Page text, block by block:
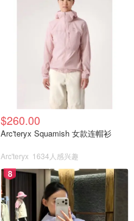
$260.00
Arc'teryx Squamish 女款连帽衫
Arc'teryx 1634人感兴趣
8